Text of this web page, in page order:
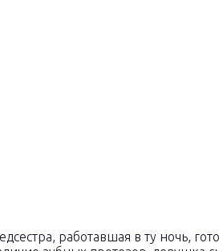
работавшая в ту ночь,